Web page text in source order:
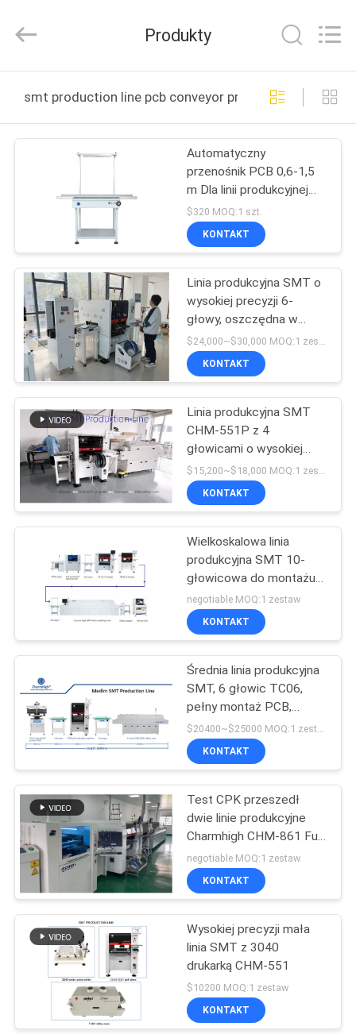
PRODUKTY
NAS
WYCIECZKA
FABRYCZNA
KONTROLA
JAKOŚCI
SKONTAKTUJ
SIĘ
AKTUALNOŚCI
SHOPPING
LINE
MAPA
STRONY
POLITYKA
PRYWATNOŚCI
TECHNOLOGY
LIMITED.
Reserved.
Produkty
smt production line pcb conveyor produkcja online
Automatyczny
przenośnik PCB 0,6-1,5
m Dla linii produkcyjnej
SMT Prędkość
regulowana
$320 MOQ:1 szt.
KONTAKT
Linia produkcyjna SMT o
wysokiej precyzji 6-
głowy, oszczędna w
pomieszczeniu, dla
wydajnej montażu PCB
KONTAKT
Linia produkcyjna SMT
CHM-551P z 4
głowicami o wysokiej
precyzji z piecem do
lutowania rozpływowego
z 4 strefami do montażu
KONTAKT
Wielkoskalowa linia
produkcyjna SMT 10-
głowicowa do montażu
PCB w przemyśle
elektronicznym
negotiable MOQ:1 zestaw
KONTAKT
Średnia linia produkcyjna
SMT, 6 głowic TC06,
pełny montaż PCB,
produkcja PCBA
$20400~$25000 MOQ:1 zestaw
KONTAKT
Test CPK przeszedł
dwie linie produkcyjne
Charmhigh CHM-861 Full
SMT IPC9850 26000cph
negotiable MOQ:1 zestaw
KONTAKT
Wysokiej precyzji mała
linia SMT z 3040
drukarką CHM-551
$10200 MOQ:1 zestaw
KONTAKT